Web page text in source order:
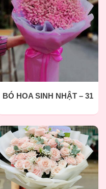
BÓ HOA SINH NHẬT – 31